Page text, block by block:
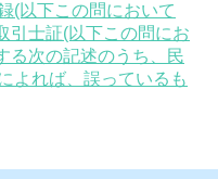
以下この問において
引士証(以下この問にお
る次の記述のうち、民
よれば、誤っているも